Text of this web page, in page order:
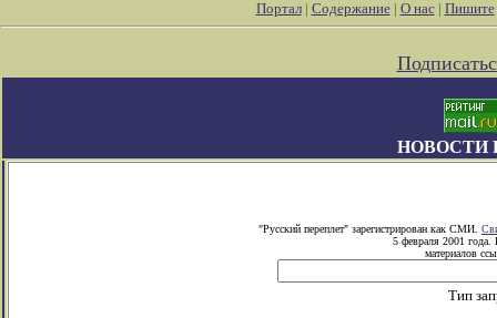
Портал| Содержание| О нас| Пишите
НОВОСТИ
"Русский переплет" зарегистрирован как СМИ.
5 февраля 2001 года.
материалов
Тип